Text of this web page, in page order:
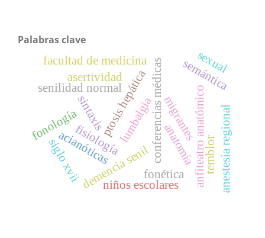
Palabras clave
ptosis hepáticaconferencias médicasanatomía
fisiología
demencia senil
senilidad normal anfiteatro anatómico
acianóticas
facultad de medicina
siglo xvii
niños escolares
sintaxis
semántica
fonética
fonología lumbalgia
tembloranestesia regional
asertividad
sexual
migrantes